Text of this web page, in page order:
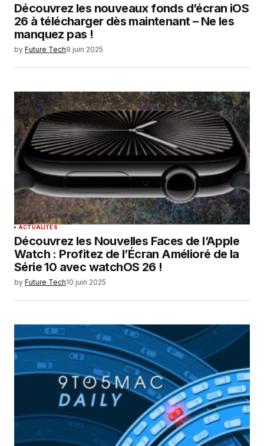
Découvrez les nouveaux fonds d’écran iOS
26 à télécharger dès maintenant – Ne les
manquez pas !
by Future Tech9 juin 2025
ACTUALITÉS
Découvrez les Nouvelles Faces de l’Apple
Watch : Profitez de l’Écran Amélioré de la
Série 10 avec watchOS 26 !
by Future Tech10 juin 2025